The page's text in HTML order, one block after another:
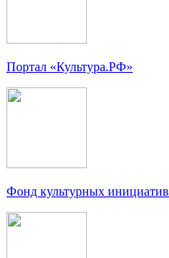
Портал «Культура.РФ»
Фонд культурных инициатив